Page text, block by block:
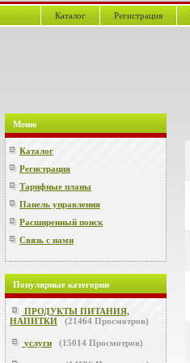
Каталог Регистрация
Меню
Каталог
Регистрация
Тарифные планы
Панель управления
Расширенный поиск
Связь с нами
Популярные категории
ПРОДУКТЫ ПИТАНИЯ,
НАПИТКИ
(21464 Просмотров)
услуги (15014 Просмотров)